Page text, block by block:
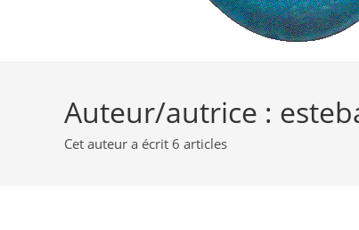
Auteur/autrice :
Cet auteur a écrit 6 articles